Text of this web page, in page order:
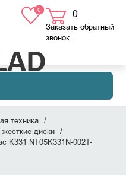
0 0
в корзине
Заказать обратный
звонок
техника
диски
K331 NT05K331N-002T-